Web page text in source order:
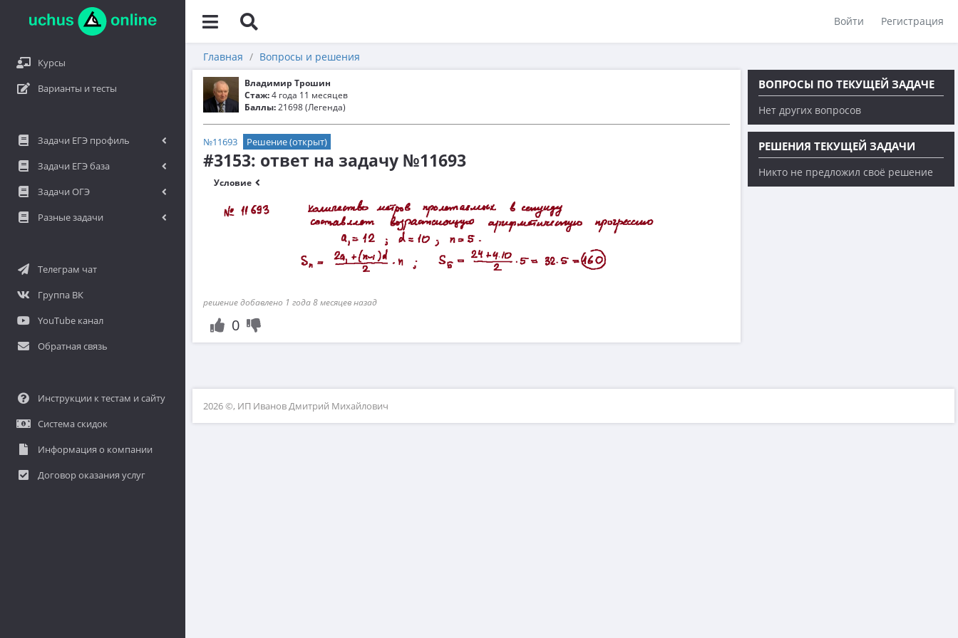
Войти Регистрация
Курсы
Варианты и тесты
Задачи ЕГЭ профиль
Задачи ЕГЭ база
Задачи ОГЭ
Разные задачи
Телеграм чат
Группа ВК
YouTube канал
Обратная связь
Инструкции к тестам и сайту
Система скидок
Информация о компании
Договор оказания услуг
Главная Вопросы и решения
Владимир Трошин
Стаж:4 года 11 месяцев
Баллы:21698 (Легенда)
№11693 Решение (открыт)
#3153: ответ на задачу №11693
Условие
решение добавлено 1 года 8 месяцев назад
0
ВОПРОСЫ ПО ТЕКУЩЕЙ ЗАДАЧЕ
Нет других вопросов
РЕШЕНИЯ ТЕКУЩЕЙ ЗАДАЧИ
Никто не предложил своё решение
2026 ©, ИП Иванов Дмитрий Михайлович